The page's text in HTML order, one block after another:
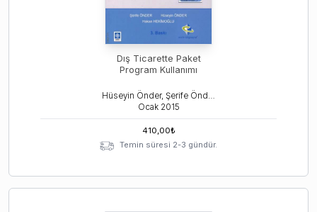
Dış Ticarette Paket
Program Kullanımı
Hüseyin Önder, Şerife Önder, Hakan Hekimoğlu
Ocak 2015
410,00₺
Temin süresi 2-3 gündür.